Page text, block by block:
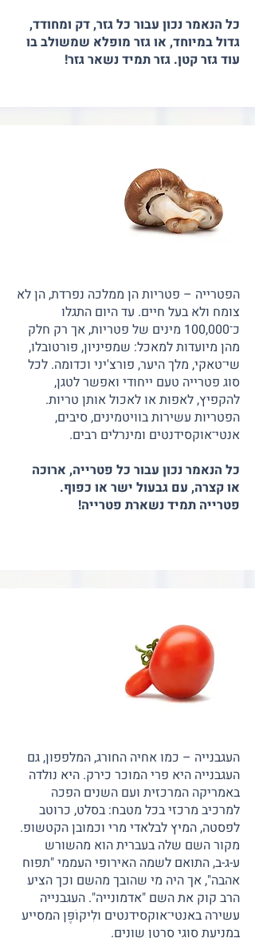
כל הנאמר נכון עבור כל גזר, דק ומחודד,
גדול במיוחד, או גזר מופלא שמשולב בו
עוד גזר קטן. גזר תמיד נשאר גזר!
הפטרייה – פטריות הן ממלכה נפרדת, הן לא
צומח ולא בעל חיים. עד היום התגלו
כ־100,000 מינים של פטריות, אך רק חלק
מהן מיועדות למאכל: שמפיניון, פורטובלו,
שי־טאקי, מלך היער, פורצ'יני וכדומה. לכל
סוג פטרייה טעם ייחודי ואפשר לטגן,
להקפיץ, לאפות או לאכול אותן טריות.
הפטריות עשירות בוויטמינים, סיבים,
אנטי־אוקסידנטים ומינרלים רבים.
כל הנאמר נכון עבור כל פטרייה, ארוכה
או קצרה, עם גבעול ישר או כפוף.
פטרייה תמיד נשארת פטרייה!
העגבנייה – כמו אחיה החורג, המלפפון, גם
העגבנייה היא פרי המוכר כירק. היא נולדה
באמריקה המרכזית ועם השנים הפכה
למרכיב מרכזי בכל מטבח: בסלט, כרוטב
לפסטה, המיץ לבלאדי מרי וכמובן הקטשופ.
מקור השם שלה בעברית הוא מהשורש
ע-ג-ב, התואם לשמה האירופי העממי "תפוח
אהבה", אך היה מי שהובך מהשם וכך הציע
הרב קוק את השם "אדמונייה". העגבנייה
עשירה באנטי־אוקסידנטים ולִיקוֹפֶּן המסייע
במניעת סוגי סרטן שונים.